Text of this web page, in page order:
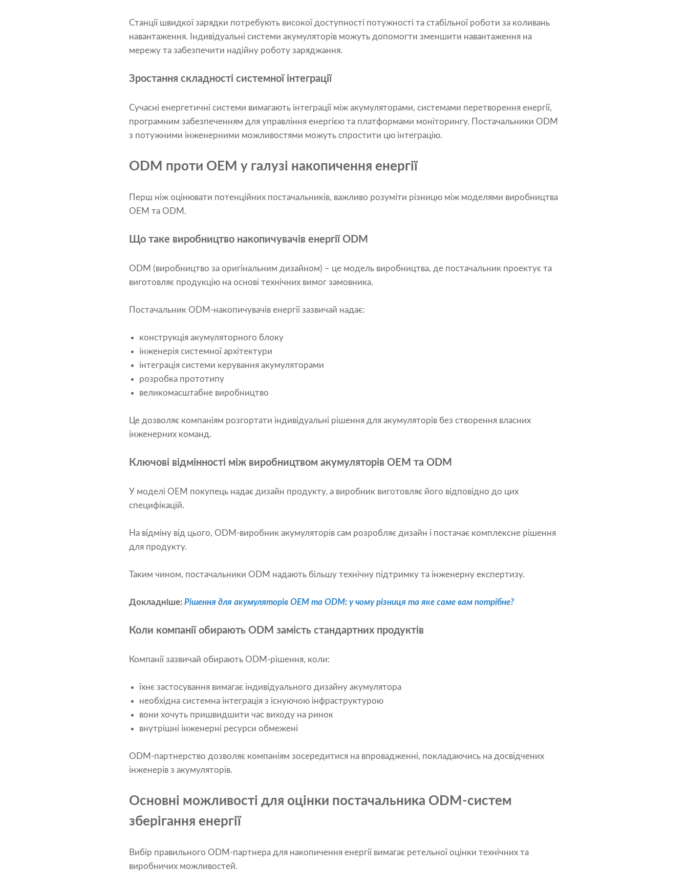
Станції швидкої зарядки потребують високої доступності потужності та стабільної роботи за коливань
навантаження. Індивідуальні системи акумуляторів можуть допомогти зменшити навантаження на
мережу та забезпечити надійну роботу заряджання.
Зростання складності системної інтеграції
Сучасні енергетичні системи вимагають інтеграції між акумуляторами, системами перетворення енергії,
програмним забезпеченням для управління енергією та платформами моніторингу. Постачальники ODM
з потужними інженерними можливостями можуть спростити цю інтеграцію.
ODM проти OEM у галузі накопичення енергії
Перш ніж оцінювати потенційних постачальників, важливо розуміти різницю між моделями виробництва
OEM та ODM.
Що таке виробництво накопичувачів енергії ODM
ODM (виробництво за оригінальним дизайном) – це модель виробництва, де постачальник проектує та
виготовляє продукцію на основі технічних вимог замовника.
Постачальник ODM-накопичувачів енергії зазвичай надає:
конструкція акумуляторного блоку
інженерія системної архітектури
інтеграція системи керування акумуляторами
розробка прототипу
великомасштабне виробництво
Це дозволяє компаніям розгортати індивідуальні рішення для акумуляторів без створення власних
інженерних команд.
Ключові відмінності між виробництвом акумуляторів OEM та ODM
У моделі OEM покупець надає дизайн продукту, а виробник виготовляє його відповідно до цих
специфікацій.
На відміну від цього, ODM-виробник акумуляторів сам розробляє дизайн і постачає комплексне рішення
для продукту.
Таким чином, постачальники ODM надають більшу технічну підтримку та інженерну експертизу.
Докладніше: Рішення для акумуляторів OEM та ODM: у чому різниця та яке саме вам потрібне?
Коли компанії обирають ODM замість стандартних продуктів
Компанії зазвичай обирають ODM-рішення, коли:
їхнє застосування вимагає індивідуального дизайну акумулятора
необхідна системна інтеграція з існуючою інфраструктурою
вони хочуть пришвидшити час виходу на ринок
внутрішні інженерні ресурси обмежені
ODM-партнерство дозволяє компаніям зосередитися на впровадженні, покладаючись на досвідчених
інженерів з акумуляторів.
Основні можливості для оцінки постачальника ODM-систем
зберігання енергії
Вибір правильного ODM-партнера для накопичення енергії вимагає ретельної оцінки технічних та
виробничих можливостей.